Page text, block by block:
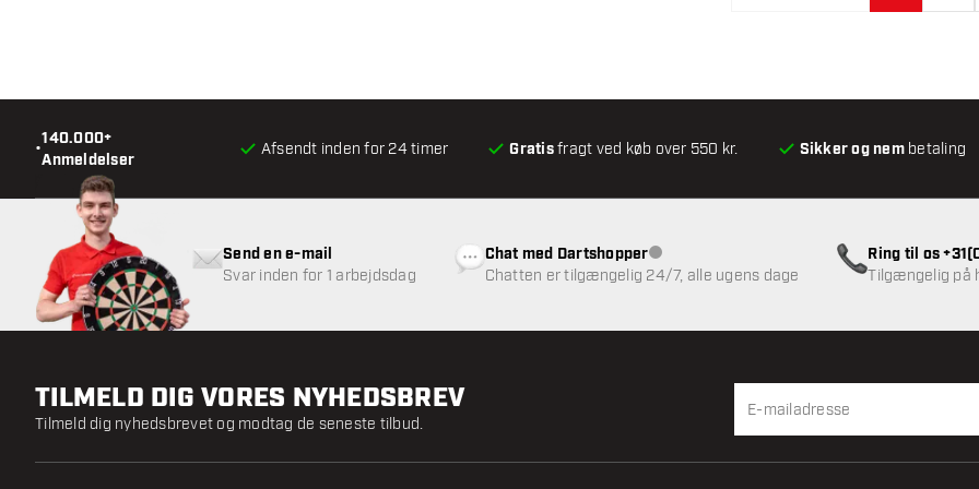
•
140.000+
Anmeldelser
Afsendt inden for 24 timer Gratisfragt ved køb over 550 kr. Sikker og nembetaling
Send en e-mail
Svar inden for 1 arbejdsdag
Chat med DartshopperKundeservice ikke tilgængelig
Chatten er tilgængelig 24/7, alle ugens dage
Ring til os
Tilgængelig på
TILMELD DIG VORES NYHEDSBREV
Tilmeld dig nyhedsbrevet og modtag de seneste tilbud.